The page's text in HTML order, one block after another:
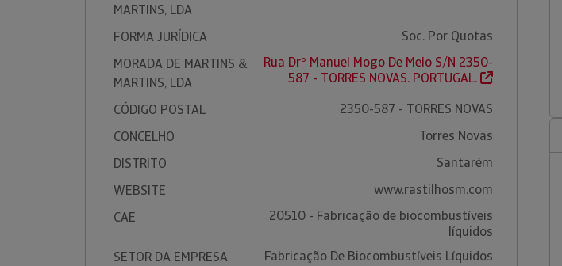
MARTINS, LDA
FORMA JURÍDICA
Soc. Por Quotas
MORADA DE MARTINS &
MARTINS, LDA
Rua Drº Manuel Mogo De Melo S/N 2350-
587 - TORRES NOVAS. PORTUGAL.
CÓDIGO POSTAL
2350-587 - TORRES NOVAS
CONCELHO
Torres Novas
DISTRITO
Santarém
WEBSITE
www.rastilhosm.com
CAE
20510 - Fabricação de biocombustíveis
líquidos
SETOR DA EMPRESA
Fabricação De Biocombustíveis Líquidos